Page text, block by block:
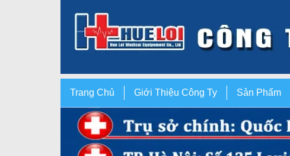
Trang Chủ Giới Thiệu Công Ty Sản Phẩm